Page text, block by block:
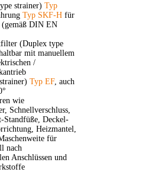
strainer) Typ
Typ SKF-H für
(gemäß DIN EN
(Duplex type
mit manuellem
/
Typ EF, auch
wie
Schnellverschluss,
Standfüße, Deckel-
Heizmantel,
für
nach
Anschlüssen und